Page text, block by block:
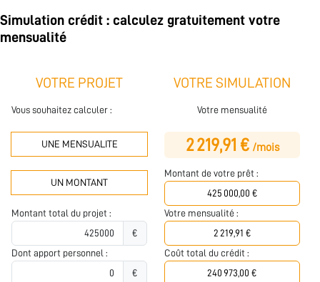
Simulation crédit : calculez gratuitement votre
mensualité
VOTRE PROJET
Vous souhaitez calculer :
UNE MENSUALITE
UN MONTANT
Montant total du projet :
€
Dont apport personnel :
€
VOTRE SIMULATION
Votre mensualité
2 219,91 € /mois
Montant de votre prêt :
Votre mensualité :
Coût total du crédit :